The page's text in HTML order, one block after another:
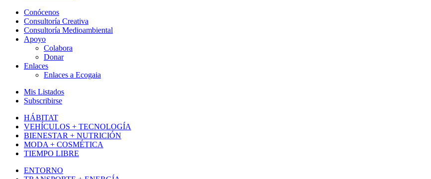
Conócenos
Consultoría Creativa
Consultoría Medioambiental
Apoyo
Colabora
Donar
Enlaces
Enlaces a Ecogaia
Mis Listados
Subscribirse
HÁBITAT
VEHÍCULOS + TECNOLOGÍA
BIENESTAR + NUTRICIÓN
MODA + COSMÉTICA
TIEMPO LIBRE
ENTORNO